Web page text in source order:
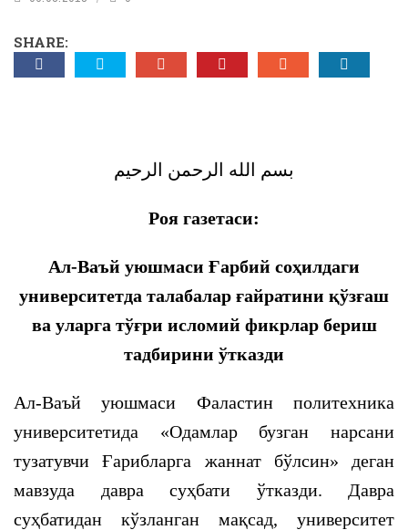
SHARE:
بسم الله الرحمن الرحيم
Роя газетаси:
Ал-Ваъй уюшмаси Ғарбий соҳилдаги
университетда талабалар ғайратини қўзғаш
ва уларга тўғри исломий фикрлар бериш
тадбирини ўтказди
Ал-Ваъй уюшмаси Фаластин политехника
университетида «Одамлар бузган нарсани
тузатувчи Ғарибларга жаннат бўлсин» деган
мавзуда давра суҳбати ўтказди. Давра
суҳбатидан кўзланган мақсад, университет